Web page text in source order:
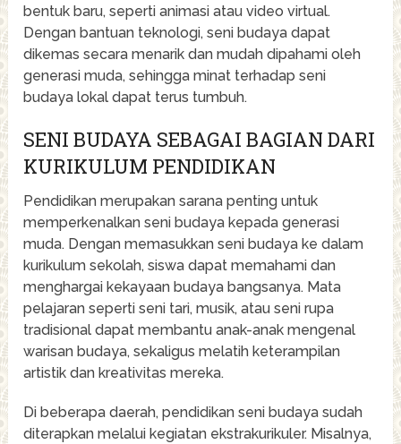
bentuk baru, seperti animasi atau video virtual.
Dengan bantuan teknologi, seni budaya dapat
dikemas secara menarik dan mudah dipahami oleh
generasi muda, sehingga minat terhadap seni
budaya lokal dapat terus tumbuh.
SENI BUDAYA SEBAGAI BAGIAN DARI
KURIKULUM PENDIDIKAN
Pendidikan merupakan sarana penting untuk
memperkenalkan seni budaya kepada generasi
muda. Dengan memasukkan seni budaya ke dalam
kurikulum sekolah, siswa dapat memahami dan
menghargai kekayaan budaya bangsanya. Mata
pelajaran seperti seni tari, musik, atau seni rupa
tradisional dapat membantu anak-anak mengenal
warisan budaya, sekaligus melatih keterampilan
artistik dan kreativitas mereka.
Di beberapa daerah, pendidikan seni budaya sudah
diterapkan melalui kegiatan ekstrakurikuler. Misalnya,